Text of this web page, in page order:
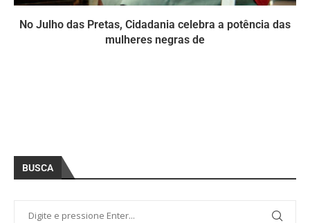
No Julho das Pretas, Cidadania celebra a potência das
mulheres negras de
BUSCA